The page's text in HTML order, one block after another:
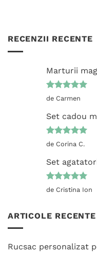
RECENZII RECENTE
Marturii
Evaluat la
de Carmen
Set cadou
Evaluat la
de Corina C.
Set
Evaluat la
de Cristina Ion
ARTICOLE RECENTE
Rucsac personalizat